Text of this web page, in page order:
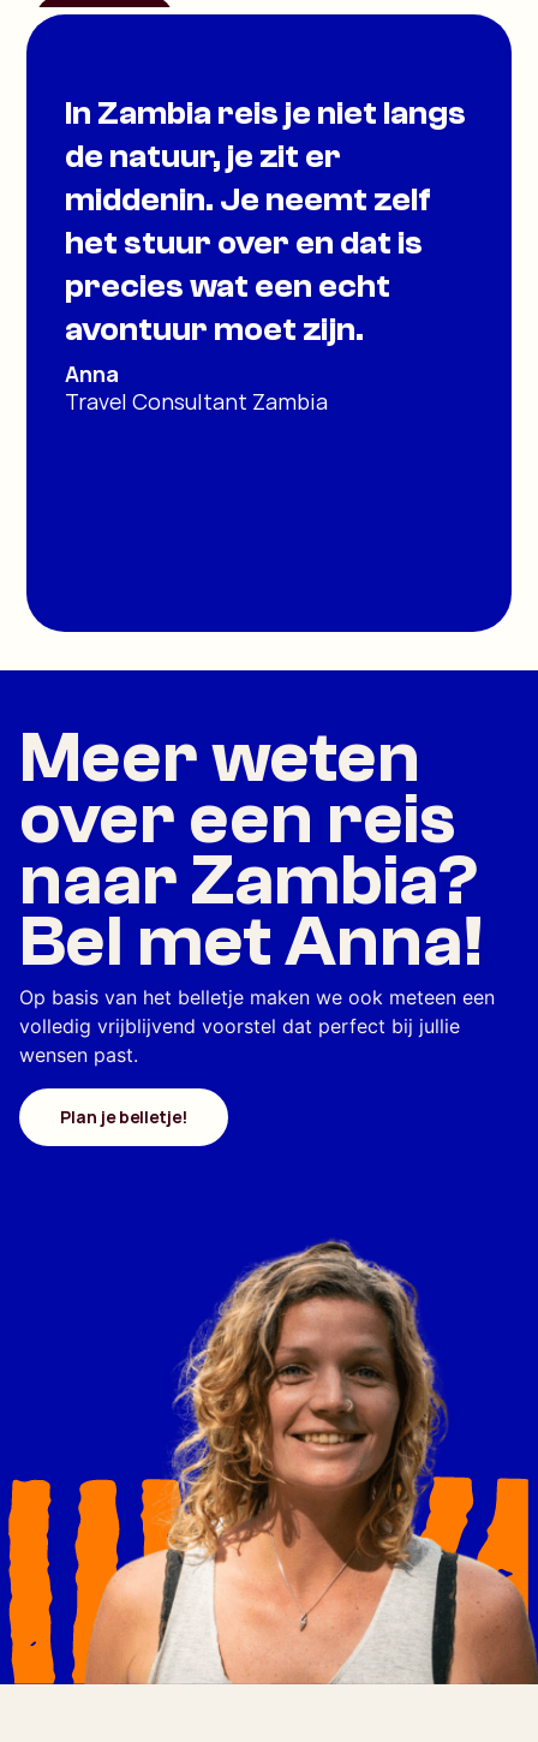
In Zambia reis je niet langs
de natuur, je zit er
middenin. Je neemt zelf
het stuur over en dat is
precies wat een echt
avontuur moet zijn.
Anna
Travel Consultant Zambia
Meer weten
over een reis
naar Zambia?
Bel met Anna!
Op basis van het belletje maken we ook meteen een
volledig vrijblijvend voorstel dat perfect bij jullie
wensen past.
Plan je belletje!